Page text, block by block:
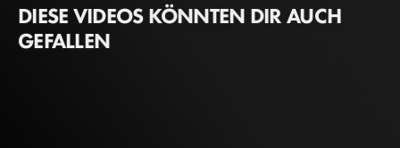
DIESE VIDEOS KÖNNTEN DIR AUCH
GEFALLEN